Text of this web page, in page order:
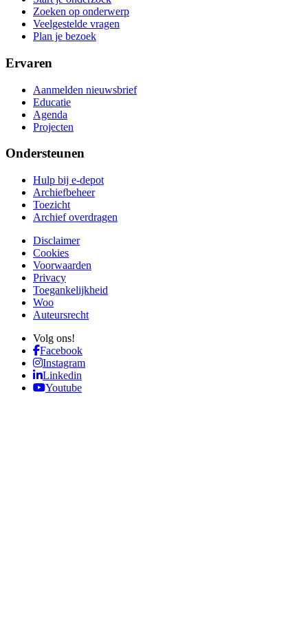
Zoeken op onderwerp
Veelgestelde vragen
Plan je bezoek
Ervaren
Aanmelden nieuwsbrief
Educatie
Agenda
Projecten
Ondersteunen
Hulp bij e-depot
Archiefbeheer
Toezicht
Archief overdragen
Disclaimer
Cookies
Voorwaarden
Privacy
Toegankelijkheid
Woo
Auteursrecht
Volg ons!
Facebook
Instagram
Linkedin
Youtube